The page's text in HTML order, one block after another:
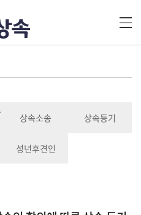
상속소송 상속등기
성년후견인